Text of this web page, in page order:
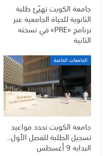
جامعة الكويت تهيّئ طلبة
الثانوية للحياة الجامعية عبر
برنامج «PRE» في نسخته
الثانية
الجامعات الخاصة
جامعة الكويت تحدد مواعيد
تسجيل الطلبة للفصل الأول..
البداية 9 أغسطس